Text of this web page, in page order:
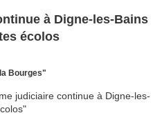
à Digne-les-Bains
écolos
Bourges"